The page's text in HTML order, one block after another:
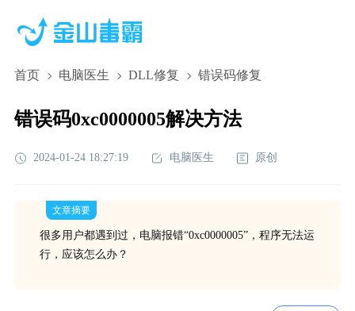
首页 电脑医生 DLL修复 错误码修复
错误码0xc0000005解决方法
2024-01-24 18:27:19 电脑医生 原创
文章摘要
很多用户都遇到过，电脑报错“0xc0000005”，程序无法运
行，应该怎么办？